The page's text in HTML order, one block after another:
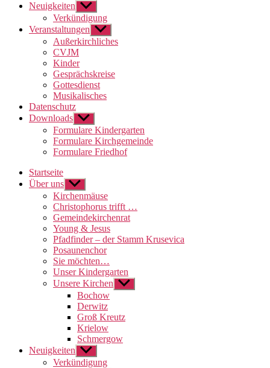
Neuigkeiten Untermenü
anzeigen
Verkündigung
Veranstaltungen Untermenü
anzeigen
Außerkirchliches
CVJM
Kinder
Gesprächskreise
Gottesdienst
Musikalisches
Datenschutz
Downloads Untermenü
anzeigen
Formulare Kindergarten
Formulare Kirchgemeinde
Formulare Friedhof
Startseite
Über uns Untermenü
anzeigen
Kirchenmäuse
Christophorus trifft …
Gemeindekirchenrat
Young & Jesus
Pfadfinder – der Stamm Krusevica
Posaunenchor
Sie möchten…
Unser Kindergarten
Unsere Kirchen Untermenü
anzeigen
Bochow
Derwitz
Groß Kreutz
Krielow
Schmergow
Neuigkeiten Untermenü
anzeigen
Verkündigung